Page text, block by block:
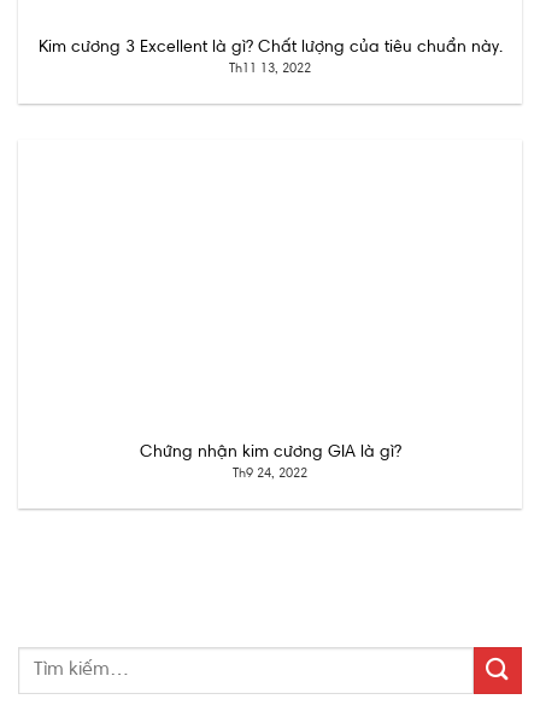
Kim cương 3 Excellent là gì? Chất lượng của tiêu chuẩn này.
Th11 13, 2022
Chứng nhận kim cương GIA là gì?
Th9 24, 2022